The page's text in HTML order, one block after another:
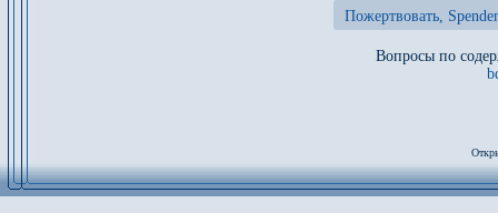
Пожертвовать,
Вопросы по